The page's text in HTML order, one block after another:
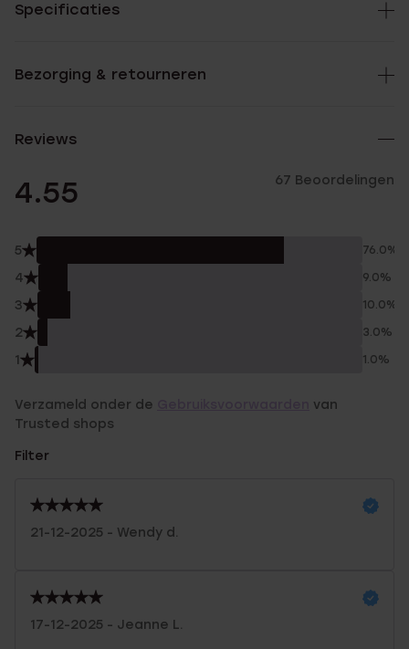
Specificaties
Bezorging & retourneren
Reviews
4.55 67 Beoordelingen
5 76.0%
4 9.0%
3 10.0%
2 3.0%
1 1.0%
Verzameld onder de
van
Trusted shops
Filter
21-12-2025 - Wendy d.
17-12-2025 - Jeanne L.